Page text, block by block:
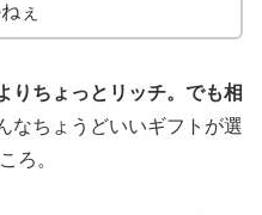
ぇ
りちょっとリッチ。でも相
なちょうどいいギフトが選
ろ。